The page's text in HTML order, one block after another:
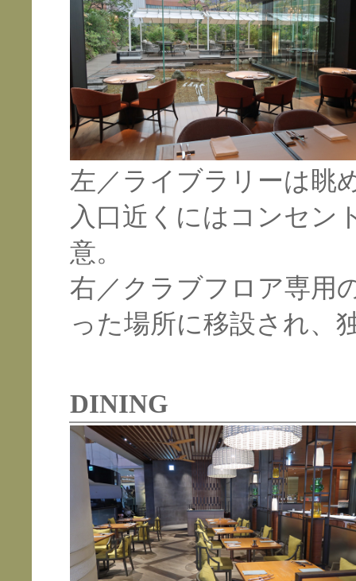
左／ ライブラリーは眺
入口近くにはコンセン
意。
右／クラブフロア専用
った場所に移設され、
DINING